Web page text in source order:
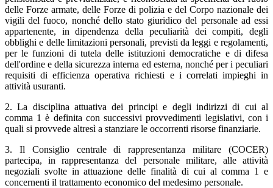
delle Forze armate, delle Forze di polizia e del Corpo nazionale dei
vigili del fuoco, nonché dello stato giuridico del personale ad essi
appartenente, in dipendenza della peculiarità dei compiti, degli
obblighi e delle limitazioni personali, previsti da leggi e regolamenti,
per le funzioni di tutela delle istituzioni democratiche e di difesa
dell'ordine e della sicurezza interna ed esterna, nonché per i peculiari
requisiti di efficienza operativa richiesti e i correlati impieghi in
attività usuranti.
2. La disciplina attuativa dei principi e degli indirizzi di cui al
comma 1 è definita con successivi provvedimenti legislativi, con i
quali si provvede altresì a stanziare le occorrenti risorse finanziarie.
3. Il Consiglio centrale di rappresentanza militare (COCER)
partecipa, in rappresentanza del personale militare, alle attività
negoziali svolte in attuazione delle finalità di cui al comma 1 e
concernenti il trattamento economico del medesimo personale.